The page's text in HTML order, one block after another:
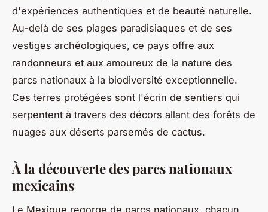
d'expériences authentiques et de beauté naturelle.
Au-delà de ses plages paradisiaques et de ses
vestiges archéologiques, ce pays offre aux
randonneurs et aux amoureux de la nature des
parcs nationaux à la biodiversité exceptionnelle.
Ces terres protégées sont l'écrin de sentiers qui
serpentent à travers des décors allant des forêts de
nuages aux déserts parsemés de cactus.
À la découverte des parcs nationaux
mexicains
Le Mexique regorge de parcs nationaux, chacun